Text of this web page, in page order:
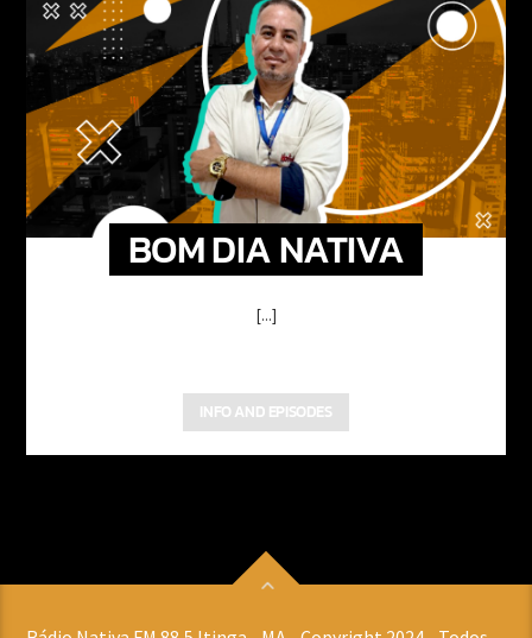
BOM DIA NATIVA
[...]
INFO AND EPISODES